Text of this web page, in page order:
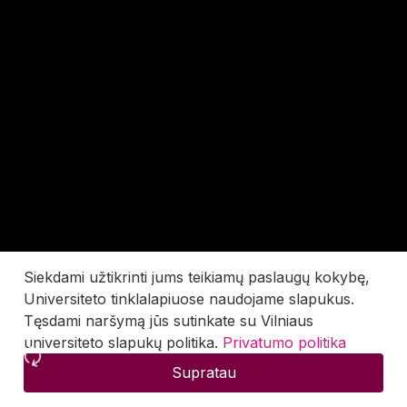
Siekdami užtikrinti jums teikiamų paslaugų kokybę,
Universiteto tinklalapiuose naudojame slapukus.
Tęsdami naršymą jūs sutinkate su Vilniaus
universiteto slapukų politika. Privatumo politika
Supratau